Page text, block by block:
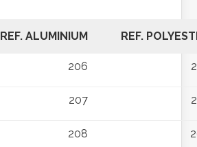
REF. ALUMINIUM REF.
206
207
208